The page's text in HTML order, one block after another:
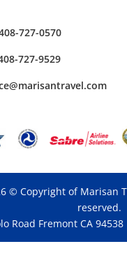
727-0570
727-9529
© Copyright of Marisan
reserved.
Road Fremont CA 94538